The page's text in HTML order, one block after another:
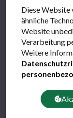
Diese Website
ähnliche
Website
Verarbeitung
Weitere